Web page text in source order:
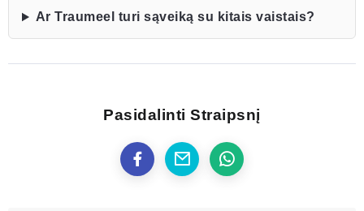
Ar Traumeel turi sąveiką su kitais vaistais?
Pasidalinti Straipsnį